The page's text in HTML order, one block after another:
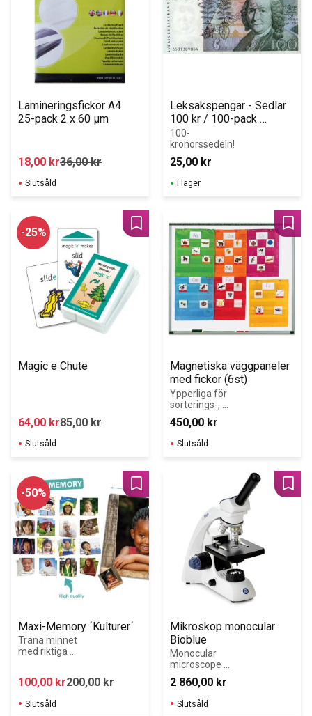
Lamineringsfickor A4
25-pack 2 x 60 µm
18,00 kr36,00kr
Slutsåld
Leksakspengar - Sedlar
100 kr / 100-pack
(gamla sedlar)
100-
kronorssedeln!
25,00 kr
I lager
Magic e Chute
64,00 kr85,00kr
25% Lägg till i favoriter
Slutsåld
Magnetiska väggpaneler
med fickor (6st)
Ypperliga för
sorterings-,
klassificerings-,
läs-/skrivövninga
r och sist, men
inte minst,
450,00 kr
Slutsåld
Maxi-Memory ´Kulturer´
Träna minnet
med riktiga
spelkort. För att
följande
100,00 kr200,00kr
50% Lägg till i favoriter
Slutsåld
Mikroskop monocular
Bioblue
Monocular
microscope
BB.4200. LED 1
Watt
illumination with
intensity control.
2 860,00 kr
Slutsåld